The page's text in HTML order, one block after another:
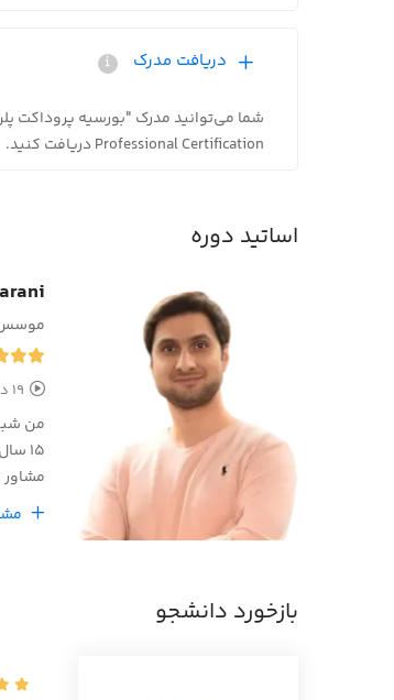
دریافت مدرک
شما می‌توانید مدرک "بورسیه پروداکت
Professional Certification دریافت کنید.
اساتید دوره
موسس
19 دوره
من
15 سال در حوزه طراحی تجربه و رابط کاربر و مدیریت محصول کار کردم.
بازخورد دانشجو